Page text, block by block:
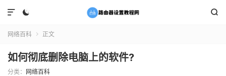
 

网络百科  正文
如何彻底删除电脑上的软件?
分类： 网络百科